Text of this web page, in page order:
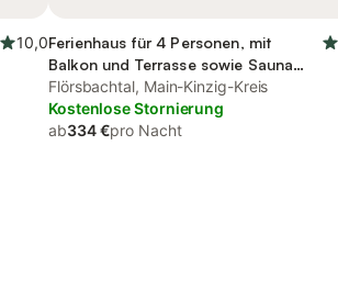
10,0Ferienhaus für 4 Personen, mit
Balkon und Terrasse sowie Sauna
und Ausblick
Flörsbachtal, Main-Kinzig-Kreis
Kostenlose Stornierung
ab334 €pro Nacht